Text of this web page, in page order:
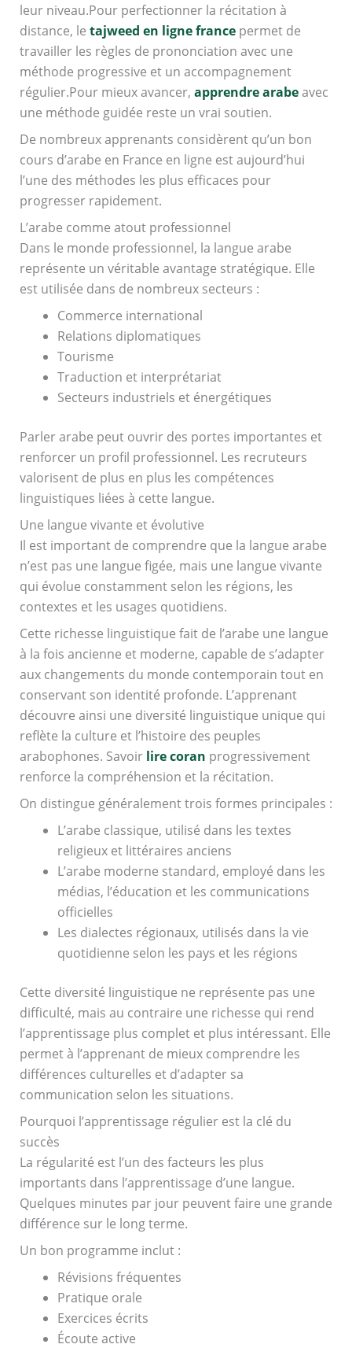
leur niveau.Pour perfectionner la récitation à
distance, le tajweed en ligne francepermet de
travailler les règles de prononciation avec une
méthode progressive et un accompagnement
régulier.Pour mieux avancer, apprendre arabeavec
une méthode guidée reste un vrai soutien.
De nombreux apprenants considèrent qu’un bon
cours d’arabe en France en ligne est aujourd’hui
l’une des méthodes les plus efficaces pour
progresser rapidement.
L’arabe comme atout professionnel
Dans le monde professionnel, la langue arabe
représente un véritable avantage stratégique. Elle
est utilisée dans de nombreux secteurs :
Commerce international
Relations diplomatiques
Tourisme
Traduction et interprétariat
Secteurs industriels et énergétiques
Parler arabe peut ouvrir des portes importantes et
renforcer un profil professionnel. Les recruteurs
valorisent de plus en plus les compétences
linguistiques liées à cette langue.
Une langue vivante et évolutive
Il est important de comprendre que la langue arabe
n’est pas une langue figée, mais une langue vivante
qui évolue constamment selon les régions, les
contextes et les usages quotidiens.
Cette richesse linguistique fait de l’arabe une langue
à la fois ancienne et moderne, capable de s’adapter
aux changements du monde contemporain tout en
conservant son identité profonde. L’apprenant
découvre ainsi une diversité linguistique unique qui
reflète la culture et l’histoire des peuples
arabophones. Savoir lire coran progressivement
renforce la compréhension et la récitation.
On distingue généralement trois formes principales :
L’arabe classique, utilisé dans les textes
religieux et littéraires anciens
L’arabe moderne standard, employé dans les
médias, l’éducation et les communications
officielles
Les dialectes régionaux, utilisés dans la vie
quotidienne selon les pays et les régions
Cette diversité linguistique ne représente pas une
difficulté, mais au contraire une richesse qui rend
l’apprentissage plus complet et plus intéressant. Elle
permet à l’apprenant de mieux comprendre les
différences culturelles et d’adapter sa
communication selon les situations.
Pourquoi l’apprentissage régulier est la clé du
succès
La régularité est l’un des facteurs les plus
importants dans l’apprentissage d’une langue.
Quelques minutes par jour peuvent faire une grande
différence sur le long terme.
Un bon programme inclut :
Révisions fréquentes
Pratique orale
Exercices écrits
Écoute active